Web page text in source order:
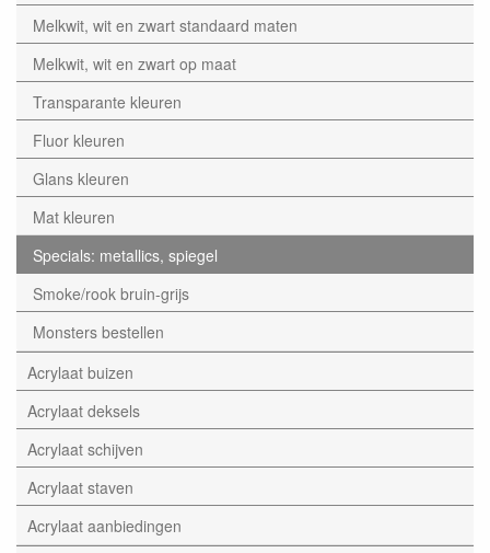
Melkwit, wit en zwart standaard maten
Melkwit, wit en zwart op maat
Transparante kleuren
Fluor kleuren
Glans kleuren
Mat kleuren
Specials: metallics, spiegel
Smoke/rook bruin-grijs
Monsters bestellen
Acrylaat buizen
Acrylaat deksels
Acrylaat schijven
Acrylaat staven
Acrylaat aanbiedingen